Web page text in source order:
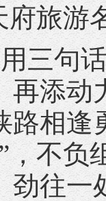
府旅
句话
再添动
路相逢
，不
劲往一